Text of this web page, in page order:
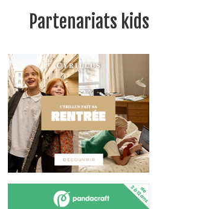
Partenariats kids